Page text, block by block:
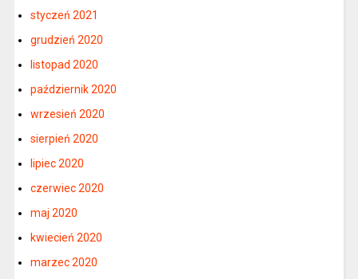
styczeń 2021
grudzień 2020
listopad 2020
październik 2020
wrzesień 2020
sierpień 2020
lipiec 2020
czerwiec 2020
maj 2020
kwiecień 2020
marzec 2020